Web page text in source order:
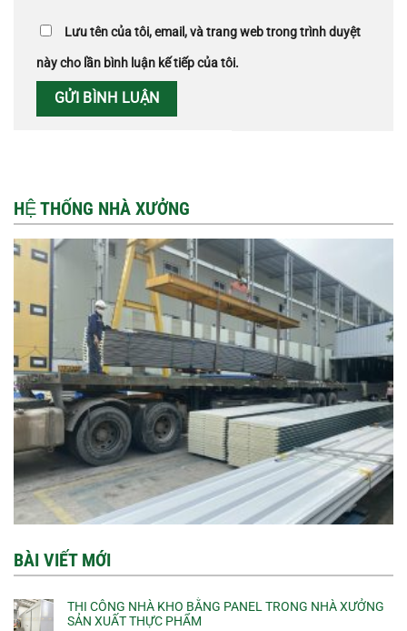
Lưu tên của tôi, email, và trang web trong trình duyệt
này cho lần bình luận kế tiếp của tôi.
HỆ THỐNG NHÀ XƯỞNG
BÀI VIẾT MỚI
THI CÔNG NHÀ KHO BẰNG PANEL TRONG NHÀ XƯỞNG
SẢN XUẤT THỰC PHẨM